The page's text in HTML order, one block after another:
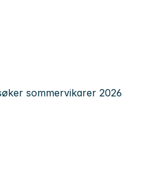
sommervikarer 2026